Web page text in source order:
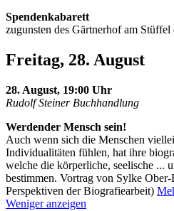
Spendenkabarett
zugunsten des Gärtnerhof am Stüffel
Freitag, 28. August
28. August, 19:00 Uhr
Rudolf Steiner Buchhandlung
Werdender Mensch sein!
Auch wenn sich die Menschen
Individualitäten fühlen, hat ihre
welche die körperliche, seelische ...
bestimmen. Vortrag von Sylke
Perspektiven der Biografiearbeit)
Weniger anzeigen